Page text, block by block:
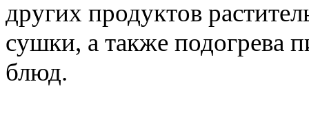
других продуктов
сушки, а также подогрева
блюд.